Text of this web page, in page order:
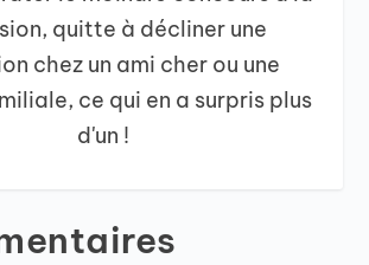
quitte à décliner une
chez un ami cher ou une
ce qui en a surpris plus
d'un !